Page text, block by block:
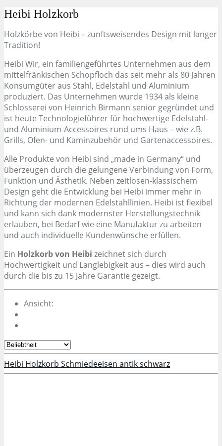
Heibi Holzkorb
Holzkörbe von Heibi – zunftsweisendes Design mit langer
Tradition!
Heibi Wir, ein familiengeführtes Unternehmen aus dem
mittelfränkischen Schopfloch das seit mehr als 80 Jahren
Konsumgüter aus Stahl, Edelstahl und Aluminium
produziert. Das Unternehmen wurde 1934 als kleine
Schlosserei von Heinrich Birmann senior gegründet und
ist heute Technologieführer für hochwertige Edelstahl-
und Aluminium-Accessoires rund ums Haus – wie z.B.
Grills, Ofen- und Kaminzubehör und Gartenaccessoires.
Alle Produkte von Heibi sind „made in Germany“ und
überzeugen durch die gelungene Verbindung von Form,
Funktion und Ästhetik. Neben zeitlosen-klassischem
Design geht die Entwicklung bei Heibi immer mehr in
Richtung der modernen Edelstahllinien. Heibi ist flexibel
und kann sich dank modernster Herstellungstechnik
erlauben, bei Bedarf wie eine Manufaktur zu arbeiten
und auch individuelle Kundenwünsche erfüllen.
Ein Holzkorb von Heibi zeichnet sich durch
Hochwertigkeit und Langlebigkeit aus – dies wird auch
durch die bis zu 15 Jahre Garantie gezeigt.
Ansicht:
Heibi Holzkorb Schmiedeeisen antik schwarz